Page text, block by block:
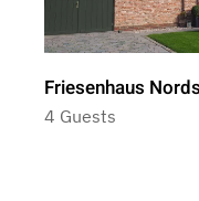
Friesenhaus
4 Guests